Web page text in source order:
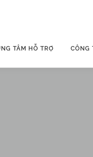
TÂM HỖ TRỢ CÔNG